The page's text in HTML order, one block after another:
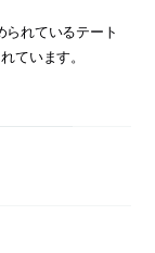
れているテート
ています。